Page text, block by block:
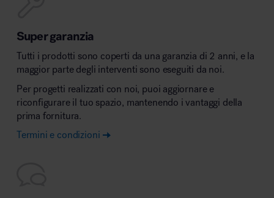
Super garanzia
Tutti i prodotti sono coperti da una garanzia di 2 anni, e la
maggior parte degli interventi sono eseguiti da noi.
Per progetti realizzati con noi, puoi aggiornare e
riconfigurare il tuo spazio, mantenendo i vantaggi della
prima fornitura.
Termini e condizioni